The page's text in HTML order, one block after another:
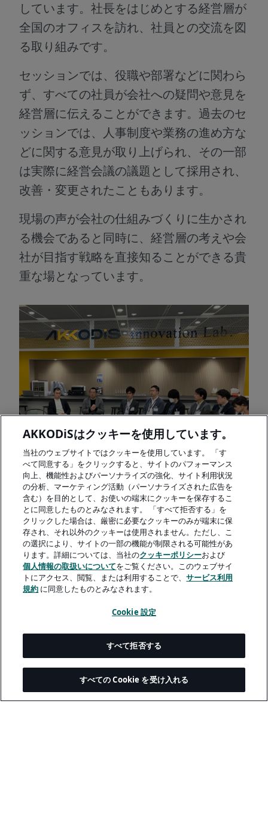
しています。社長をはじめとする経営層が
全国のオフィスを訪れ、社員との交流を図
る取り組みです。
セッションでは、役職や部署などに関わら
ず、すべての社員が会社への疑問や意見を
経営層に伝えることができます。過去のセ
ッションでは、人事制度や業務の進め方な
どに関する意見が取り上げられ、その一部
は実際に経営会議の議題として採用され、
改善・変更されたこともあります。
現場の声が会社の仕組みづくりに生かされ
る機会であると同時に、経営層の考えや会
社が目指す戦略を直接知ることができる貴
重な場となっています。
A rendering error occurred: H.replaceAll is not a function.
AKKODiSはクッキーを使用しています。
当社のウェブサイトではクッキーを使用しています。 「す
べて同意する」をクリックすると、サイトのパフォーマンス
向上、機能性およびパーソナライズの強化、サイト利用状況
の分析、マーケティング活動（パーソナライズされた広告を
含む）を目的として、お使いの端末にクッキーを保存するこ
とに同意したものとみなされます。 「すべて拒否する」を
クリックした場合は、厳密に必要なクッキーのみが端末に保
存され、それ以外のクッキーは使用されません。ただし、こ
の選択により、サイトの一部の機能が制限される可能性があ
ります。詳細については、当社のクッキーポリシーおよび
個人情報の取扱いについてをご覧ください。このウェブサイ
トにアクセス、閲覧、または利用することで、サービス利用
規約 に同意したものとみなされます。
Cookie 設定
すべて拒否する
すべての Cookie を受け入れる